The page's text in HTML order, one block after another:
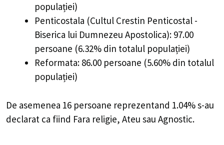
populației)
Penticostala (Cultul Crestin Penticostal -
Biserica lui Dumnezeu Apostolica): 97.00
persoane (6.32% din totalul populației)
Reformata: 86.00 persoane (5.60% din totalul
populației)
De asemenea 16 persoane reprezentand 1.04% s-au
declarat ca fiind Fara religie, Ateu sau Agnostic.